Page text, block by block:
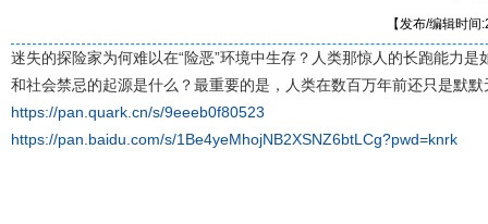
【发布/编辑时
迷失的探险家为何难以在“险恶”环境中生存？人类那惊人的长跑能力
和社会禁忌的起源是什么？最重要的是，人类在数百万年前还只是默
https://pan.quark.cn/s/9eeeb0f80523
https://pan.baidu.com/s/1Be4yeMhojNB2XSNZ6btLCg?pwd=knrk